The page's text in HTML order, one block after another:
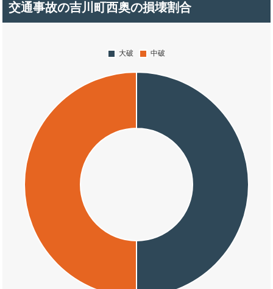
交通事故の吉川町西奥の損壊割合